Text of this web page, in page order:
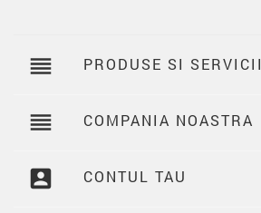
reorder PRODUSE SI SERVICII
reorder COMPANIA NOASTRA
account_box CONTUL TAU